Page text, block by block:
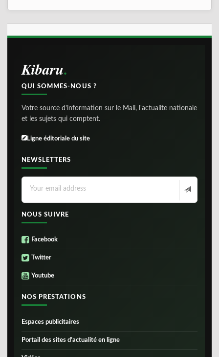
Kibaru
QUI SOMMES-NOUS ?
Votre source d'information sur le Mali, l'actualite nationale
et les sujets qui comptent.
Ligne éditoriale du site
NEWSLETTERS
NOUS SUIVRE
Facebook
Twitter
Youtube
NOS PRESTATIONS
Espaces publicitaires
Portail des sites d’actualité en ligne